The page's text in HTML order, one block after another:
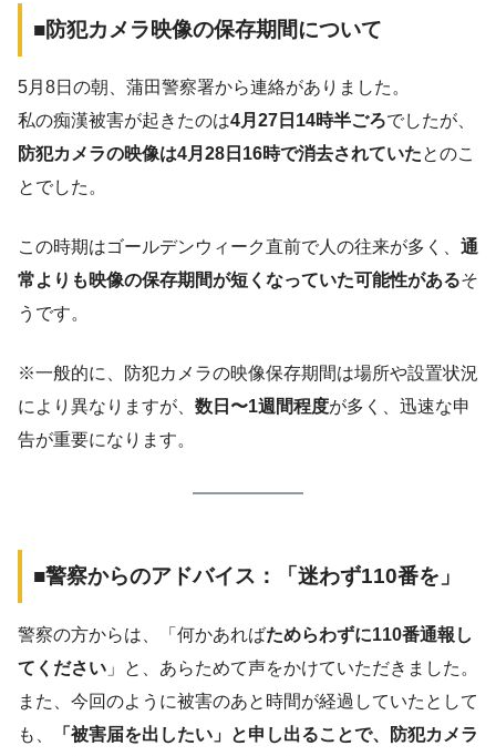
■防犯カメラ映像の保存期間について
5月8日の朝、蒲田警察署から連絡がありました。
私の痴漢被害が起きたのは4月27日14時半ごろでしたが、
防犯カメラの映像は4月28日16時で消去されていたとのこ
とでした。
この時期はゴールデンウィーク直前で人の往来が多く、 通
常よりも映像の保存期間が短くなっていた可能性があるそ
うです。
※一般的に、防犯カメラの映像保存期間は場所や設置状況
により異なりますが、 数日〜1週間程度が多く、迅速な申
告が重要になります。
■警察からのアドバイス： 「迷わず110番を」
警察の方からは、「何かあればためらわずに110番通報し
てください 」と、あらためて声をかけていただきました。
また、今回のように被害のあと時間が経過していたとして
も、
「被害届を出したい」と申し出ることで、防犯カメラ